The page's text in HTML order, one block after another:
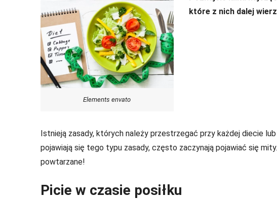
Elements envato
które z nich dalej
Istnieją zasady, których należy przestrzegać przy każdej diecie
pojawiają się tego typu zasady, często zaczynają pojawiać się
powtarzane!
Picie w czasie posiłku